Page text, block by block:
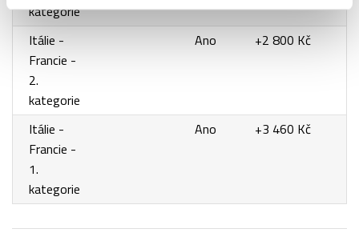
kategorie
Itálie -
Francie -
2.
kategorie
Ano +2 800 Kč
Itálie -
Francie -
1.
kategorie
Ano +3 460 Kč